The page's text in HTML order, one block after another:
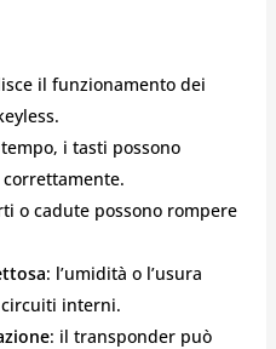
il funzionamento dei
i tasti possono
o cadute possono rompere
: l’umidità o l’usura
interni.
: il transponder può